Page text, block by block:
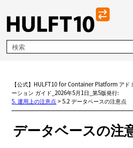
メイン コンテンツに
【公式】HULFT10 for Container Platform アド
ーション ガイド_2026年5月1日_第5版発行:
5. 運用上の注意点 >5.2 データベースの注意点
データベースの注